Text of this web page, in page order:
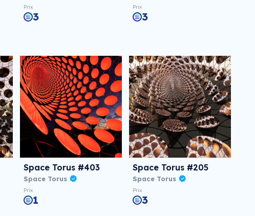
Prix
3
Prix
3
Space Torus #403
Space Torus
Prix
1
Space Torus #205
Space Torus
Prix
3